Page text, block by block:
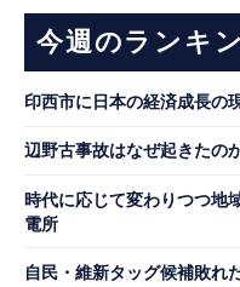
今週のランキ
印西市に日本の経済成長の
辺野古事故はなぜ起きたの
時代に応じて変わりつつ地
電所
自民・維新タッグ候補敗れ